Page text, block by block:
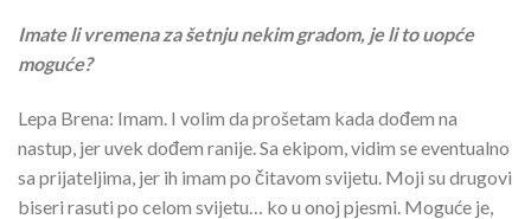
Imate li vremena za šetnju nekim gradom, je li to uopće
moguće?
Lepa Brena: Imam. I volim da prošetam kada dođem na
nastup, jer uvek dođem ranije. Sa ekipom, vidim se eventualno
sa prijateljima, jer ih imam po čitavom svijetu. Moji su drugovi
biseri rasuti po celom svijetu… ko u onoj pjesmi. Moguće je,